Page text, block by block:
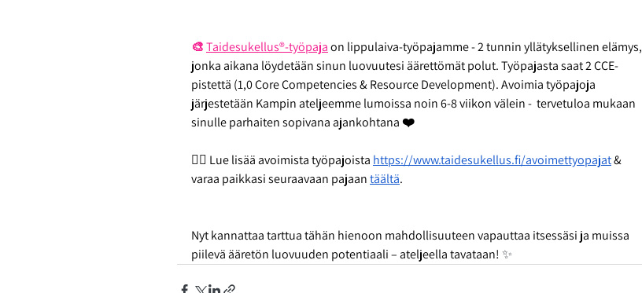
🎨 Taidesukellus®-työpajaon lippulaiva-työpajamme - 2 tunnin yllätyksellinen elämys,
jonka aikana löydetään sinun luovuutesi äärettömät polut. Työpajasta saat 2 CCE-
pistettä (1,0 Core Competencies & Resource Development). Avoimia työpajoja
järjestetään Kampin ateljeemme lumoissa noin 6-8 viikon välein -  tervetuloa mukaan
sinulle parhaiten sopivana ajankohtana ❤️
👉🏼 Lue lisää avoimista työpajoista https://www.taidesukellus.fi/avoimettyopajat &
varaa paikkasi seuraavaan pajaan täältä.
Nyt kannattaa tarttua tähän hienoon mahdollisuuteen vapauttaa itsessäsi ja muissa
piilevä ääretön luovuuden potentiaali – ateljeella tavataan! ✨